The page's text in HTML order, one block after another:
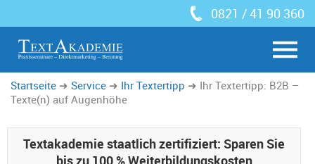
0821 / 41 90 360
Startseite Service Ihr Textertipp
Ihr Textertipp: B2B –
Texte(n) auf Augenhöhe
Textakademie staatlich zertifiziert: Sparen Sie
bis zu 100 % Weiterbildungskosten